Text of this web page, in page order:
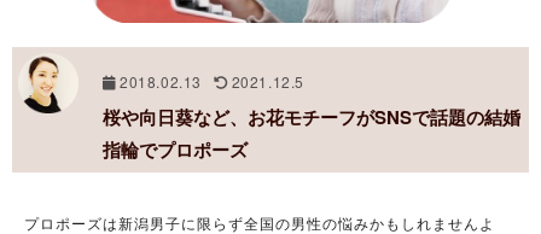
2018.02.13 2021.12.5
桜や向日葵など、お花モチーフがSNSで話題の結婚
指輪でプロポーズ
プロポーズは新潟男子に限らず全国の男性の悩みかもしれませんよ